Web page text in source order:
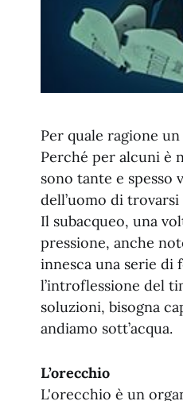
Per quale ragione
Perché per alcuni è
sono tante e spesso
dell’uomo di
Il subacqueo, una
pressione, anche
innesca una serie di
l’introflessione del
soluzioni, bisogna
andiamo sott’acqua.
L’orecchio
L'orecchio è un